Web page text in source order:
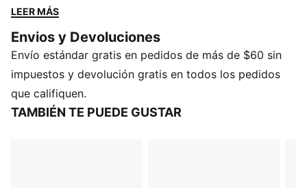
colección que es a la vez práctica y apta para la calle.
Corte: regular
Material principal: Tejido liso
Largo: Largo por encima de la rodilla
Cintura: Media
Bolsillos: Bolsillo cargo con cierre
LEER MÁS
Envios y Devoluciones
Envío estándar gratis en pedidos de más de $60 sin
impuestos y devolución gratis en todos los pedidos
que califiquen.
TAMBIÉN TE PUEDE GUSTAR